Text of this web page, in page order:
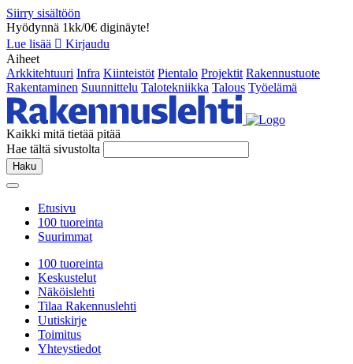
Siirry sisältöön
Hyödynnä 1kk/0€ diginäyte!
Lue lisää
Kirjaudu
Aiheet
Arkkitehtuuri Infra Kiinteistöt Pientalo Projektit Rakennustuote
Rakentaminen Suunnittelu Talotekniikka Talous Työelämä
Kaikki mitä tietää pitää
Hae tältä sivustolta
Haku
Etusivu
100 tuoreinta
Suurimmat
100 tuoreinta
Keskustelut
Näköislehti
Tilaa Rakennuslehti
Uutiskirje
Toimitus
Yhteystiedot